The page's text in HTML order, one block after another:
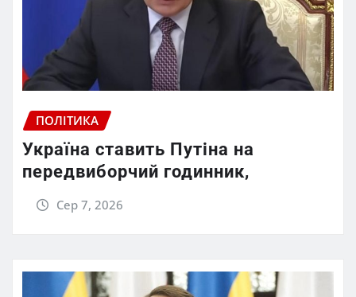
ПОЛІТИКА
Україна ставить Путіна на
передвиборчий годинник,
Сер 7, 2026